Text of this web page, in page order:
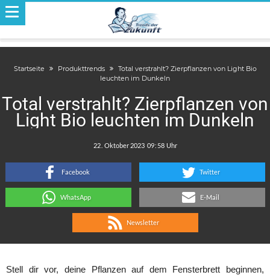
Startseite Produkttrends
Total verstrahlt? Zierpflanzen von Light Bio
leuchten im Dunkeln
Total verstrahlt? Zierpflanzen von
Light Bio leuchten im Dunkeln
:
Facebook Twitter
WhatsApp E-Mail
Newsletter
Stell dir vor, deine Pflanzen auf dem Fensterbrett beginnen,